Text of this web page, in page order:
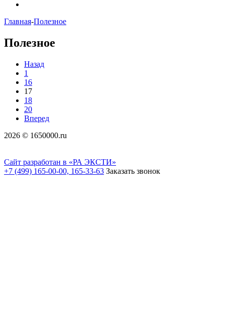
Главная-Полезное
Полезное
Назад
1
16
17
18
20
Вперед
2026 © 1650000.ru
Сайт разработан в «РА ЭКСТИ»
+7 (499) 165-00-00, 165-33-63 Заказать звонок